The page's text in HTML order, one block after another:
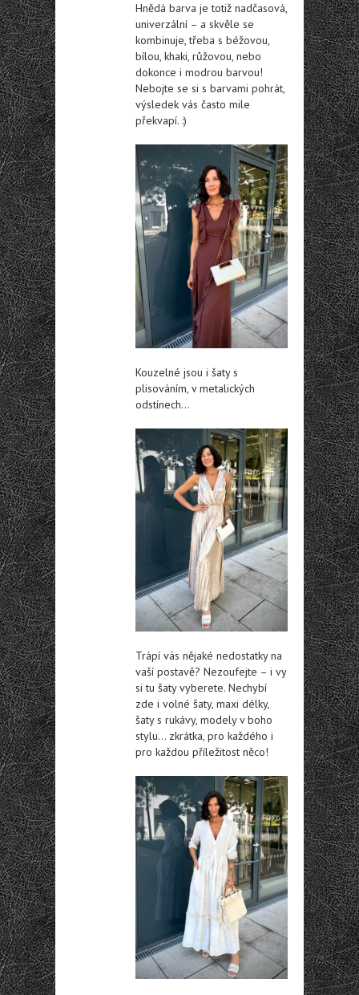
Hnědá barva je totiž nadčasová,
univerzální – a skvěle se
kombinuje, třeba s béžovou,
bílou, khaki, růžovou, nebo
dokonce i modrou barvou!
Nebojte se si s barvami pohrát,
výsledek vás často mile
překvapí. :)
Kouzelné jsou i šaty s
plisováním, v metalických
odstínech…
Trápí vás nějaké nedostatky na
vaší postavě? Nezoufejte – i vy
si tu šaty vyberete. Nechybí
zde i volné šaty, maxi délky,
šaty s rukávy, modely v boho
stylu… zkrátka, pro každého i
pro každou příležitost něco!